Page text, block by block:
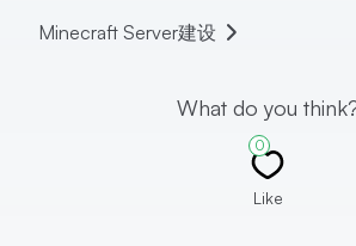
Minecraft Server建设
What do you
0
Like